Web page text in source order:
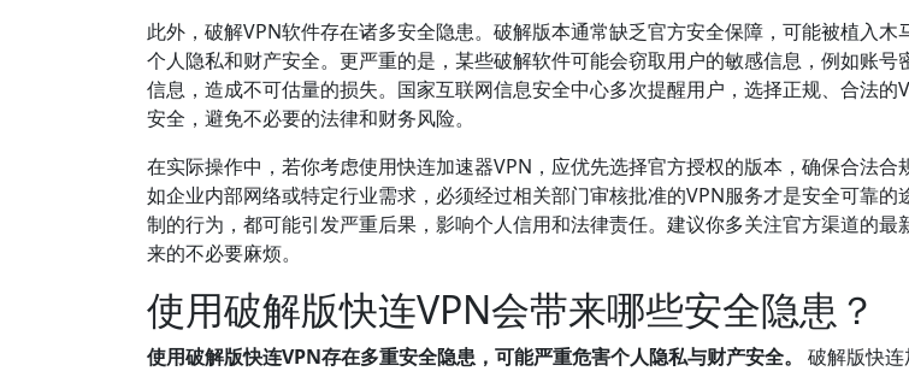
此外，破解VPN软件存在诸多安全隐患。破解版本通常缺乏官方安全保障，可能被植入木
个人隐私和财产安全。更严重的是，某些破解软件可能会窃取用户的敏感信息，例如账号
信息，造成不可估量的损失。国家互联网信息安全中心多次提醒用户，选择正规、合法的
安全，避免不必要的法律和财务风险。
在实际操作中，若你考虑使用快连加速器VPN，应优先选择官方授权的版本，确保合法合
如企业内部网络或特定行业需求，必须经过相关部门审核批准的VPN服务才是安全可靠的
制的行为，都可能引发严重后果，影响个人信用和法律责任。建议你多关注官方渠道的最
来的不必要麻烦。
使用破解版快连VPN会带来哪些安全隐患？
使用破解版快连VPN存在多重安全隐患，可能严重危害个人隐私与财产安全。
破解版快